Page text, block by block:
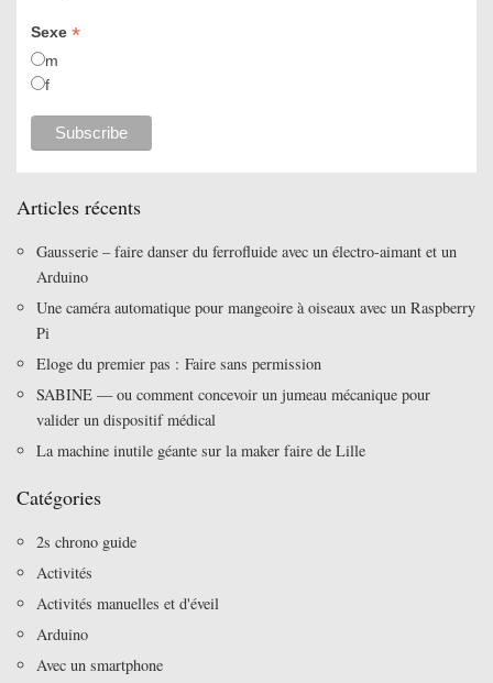
Sexe *
m
f
Articles récents
Gausserie – faire danser du ferrofluide avec un électro-aimant et un
Arduino
Une caméra automatique pour mangeoire à oiseaux avec un Raspberry
Pi
Eloge du premier pas : Faire sans permission
SABINE — ou comment concevoir un jumeau mécanique pour
valider un dispositif médical
La machine inutile géante sur la maker faire de Lille
Catégories
2s chrono guide
Activités
Activités manuelles et d'éveil
Arduino
Avec un smartphone